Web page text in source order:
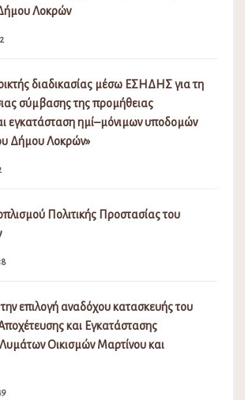
Λοκρών
διαδικασίας μέσω ΕΣΗΔΗΣ για τη
σύμβασης της προμήθειας
εγκατάσταση ημί–μόνιμων υποδομών
Δήμου Λοκρών»
Πολιτικής Προστασίας του
επιλογή αναδόχου κατασκευής του
και Εγκατάστασης
Οικισμών Μαρτίνου και